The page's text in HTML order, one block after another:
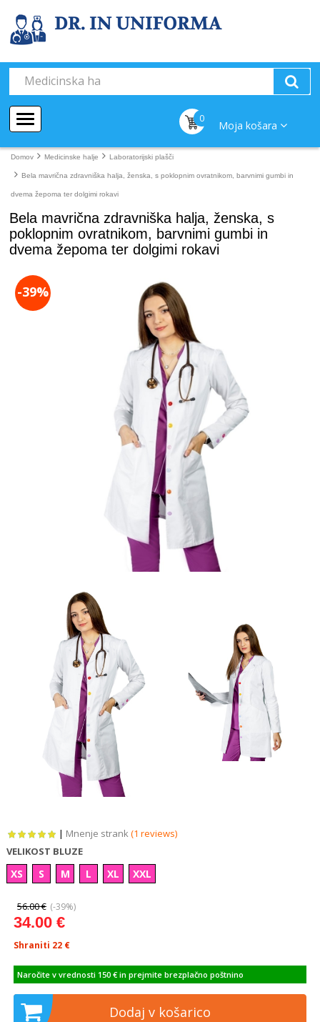
0
Moja košara
Domov Medicinske halje Laboratorijski plašči
Bela mavrična zdravniška halja, ženska, s poklopnim ovratnikom, barvnimi gumbi in
dvema žepoma ter dolgimi rokavi
Bela mavrična zdravniška halja, ženska, s
poklopnim ovratnikom, barvnimi gumbi in
dvema žepoma ter dolgimi rokavi
-39%
| Mnenje strank(1 reviews)
VELIKOST BLUZE
XS S M L XL XXL
56.00 € (-39%)
34.00 €
Shraniti 22 €
Naročite v vrednosti 150 € in prejmite brezplačno poštnino
Dodaj v košarico